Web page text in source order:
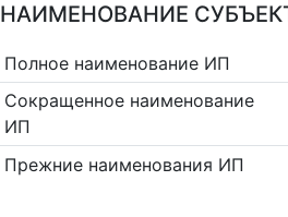
НАИМЕНОВАНИЕ
Полное наименование ИП
Сокращенное наименование
ИП
Прежние наименования ИП